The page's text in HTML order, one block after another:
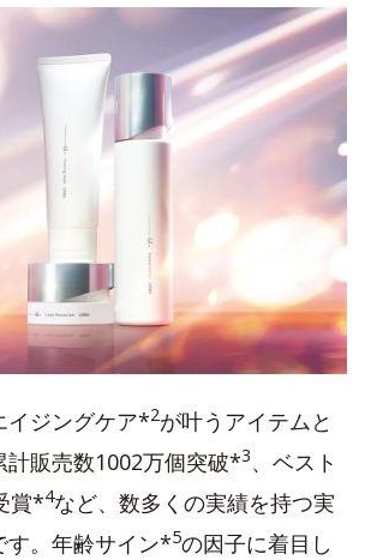
イジングケア*2が叶うアイテムと
計販売数1002万個突破*3、ベスト
賞*4など、数多くの実績を持つ実
す。年齢サイン*5の因子に着目し